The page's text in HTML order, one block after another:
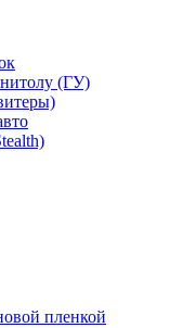
(ГУ)
пленкой